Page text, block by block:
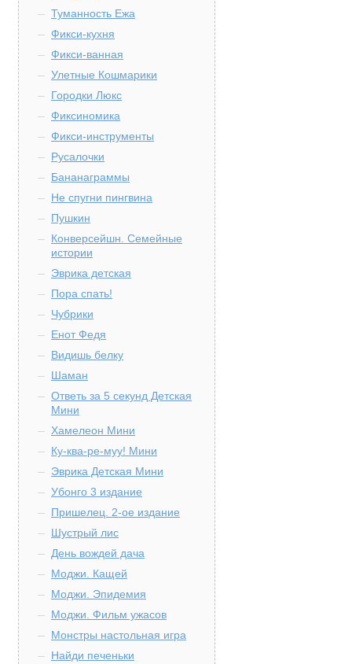
Туманность Ежа
Фикси-кухня
Фикси-ванная
Улетные Кошмарики
Городки Люкс
Фиксиномика
Фикси-инструменты
Русалочки
Бананаграммы
Не спугни пингвина
Пушкин
Конверсейшн. Семейные
истории
Эврика детская
Пора спать!
Чубрики
Енот Федя
Видишь белку
Шаман
Ответь за 5 секунд Детская
Мини
Хамелеон Мини
Ку-ква-ре-муу! Мини
Эврика Детская Мини
Убонго 3 издание
Пришелец. 2-ое издание
Шустрый лис
День вождей дача
Моджи. Кащей
Моджи. Эпидемия
Моджи. Фильм ужасов
Монстры настольная игра
Найди печеньки